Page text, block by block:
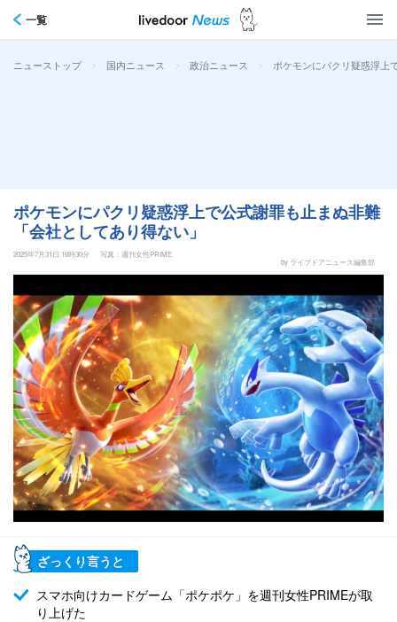
一覧
ニューストップ > 国内ニュース > 政治ニュース > ポケモンにパクリ疑惑浮上
ポケモンにパクリ疑惑浮上で公式謝罪も止まぬ非難
「会社としてあり得ない」
2025年7月31日 16時30分
写真：週刊女性PRIME
by ライブドアニュース編集部
ざっくり言うと
スマホ向けカードゲーム「ポケポケ」を週刊女性PRIMEが取
り上げた